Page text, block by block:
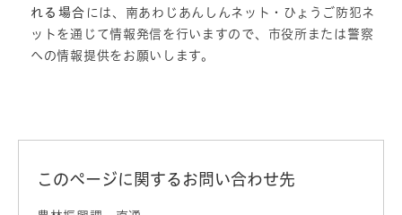
れる場合 には、南あわじあんしんネット・ひょうご防犯ネ
ットを通じて情報発信を行いますので、市役所または警察
への情報提供をお願いします。
このページに関するお問い合わせ先